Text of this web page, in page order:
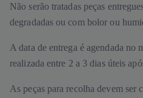
Não serão tratadas peças
degradadas ou com bolor ou
A data de entrega é agendada no
realizada entre 2 a 3 dias úteis
As peças para recolha devem ser